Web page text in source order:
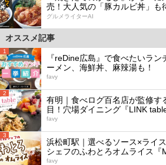
売！大人気の「豚カルビ丼」も
グルメライターAI
オススメ記事
1
『reDine広島』で食べたいラ
ーメン、海鮮丼、麻辣湯も！
favy
2
有明｜食べログ百名店が監修す
目！穴場ダイニング『LINK table
favy
3
浜松町駅｜選べるソース×ライ
シェフのふわとろオムライス『
favy